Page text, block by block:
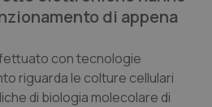
di appena
con tecnologie
riguarda le colture cellulari
di biologia molecolare di